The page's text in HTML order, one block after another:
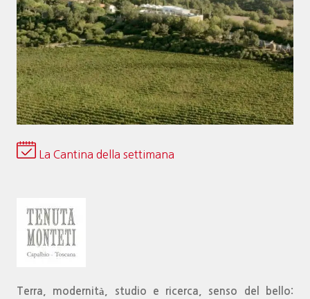
La Cantina della settimana
Terra, modernità, studio e ricerca, senso del bello: